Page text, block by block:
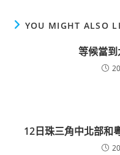
YOU MIGHT ALSO
等候當
12日珠三角中北部和